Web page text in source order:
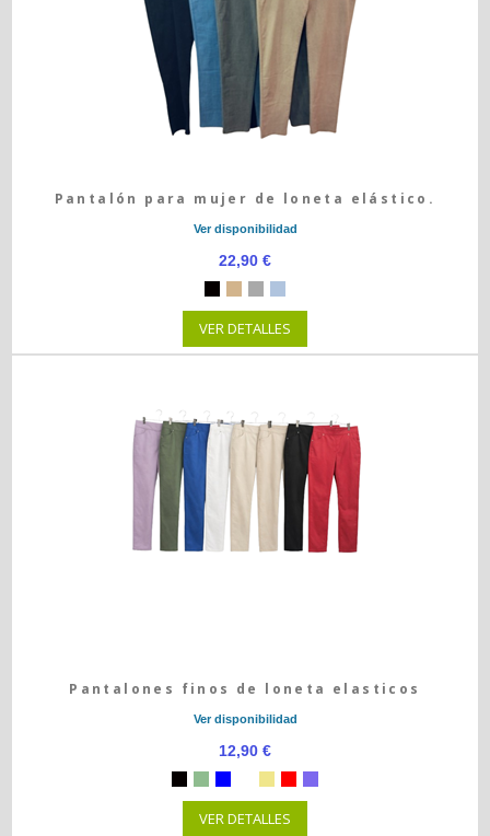
Pantalón para mujer de loneta elástico.
Ver disponibilidad
22,90 €
VER DETALLES
Pantalones finos de loneta elasticos
Ver disponibilidad
12,90 €
VER DETALLES